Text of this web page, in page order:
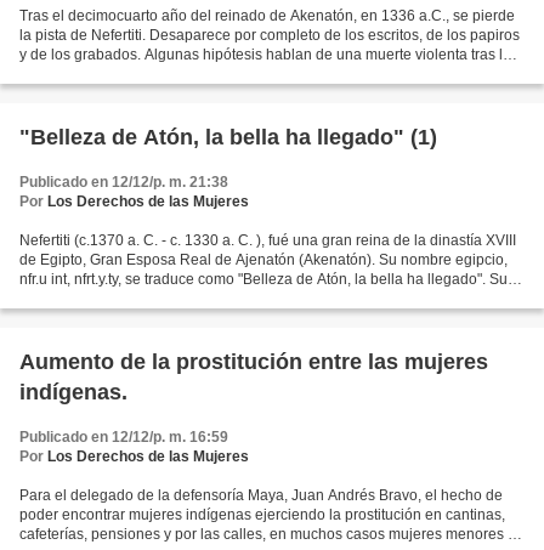
Tras el decimocuarto año del reinado de Akenatón, en 1336 a.C., se pierde
la pista de Nefertiti. Desaparece por completo de los escritos, de los papiros
y de los grabados. Algunas hipótesis hablan de una muerte violenta tras la
"Belleza de Atón, la bella ha llegado" (1)
Publicado en 12/12/p. m. 21:38
Por Los Derechos de las Mujeres
Nefertiti (c.1370 a. C. - c. 1330 a. C. ), fué una gran reina de la dinastía XVIII
de Egipto, Gran Esposa Real de Ajenatón (Akenatón). Su nombre egipcio,
nfr.u int, nfrt.y.ty, se traduce como "Belleza de Atón, la bella ha llegado". Su
Aumento de la prostitución entre las mujeres
indígenas.
Publicado en 12/12/p. m. 16:59
Por Los Derechos de las Mujeres
Para el delegado de la defensoría Maya, Juan Andrés Bravo, el hecho de
poder encontrar mujeres indígenas ejerciendo la prostitución en cantinas,
cafeterías, pensiones y por las calles, en muchos casos mujeres menores de